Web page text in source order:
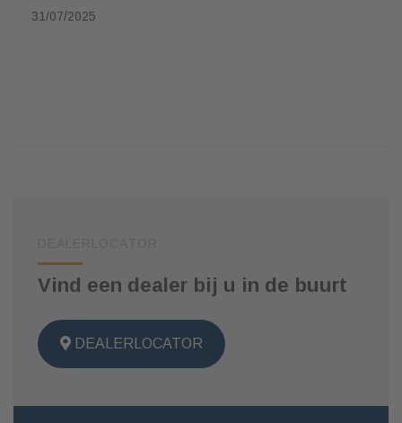
31/07/2025
Vind een dealer bij u in de buurt
DEALERLOCATOR